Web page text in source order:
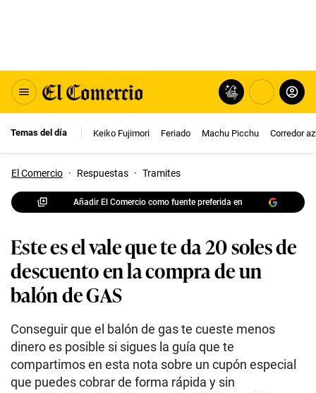
Temas del día Keiko Fujimori Feriado Machu Picchu Corredor
El Comercio · Respuestas · Tramites
Añadir El Comercio como fuente preferida en
Este es el vale que te da 20 soles de
descuento en la compra de un
balón de GAS
Conseguir que el balón de gas te cueste menos
dinero es posible si sigues la guía que te
compartimos en esta nota sobre un cupón especial
que puedes cobrar de forma rápida y sin